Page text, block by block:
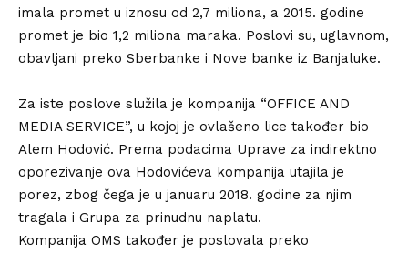
imala promet u iznosu od 2,7 miliona, a 2015. godine
promet je bio 1,2 miliona maraka. Poslovi su, uglavnom,
obavljani preko Sberbanke i Nove banke iz Banjaluke.
Za iste poslove služila je kompanija “OFFICE AND
MEDIA SERVICE”, u kojoj je ovlašeno lice također bio
Alem Hodović. Prema podacima Uprave za indirektno
oporezivanje ova Hodovićeva kompanija utajila je
porez, zbog čega je u januaru 2018. godine za njim
tragala i Grupa za prinudnu naplatu.
Kompanija OMS također je poslovala preko